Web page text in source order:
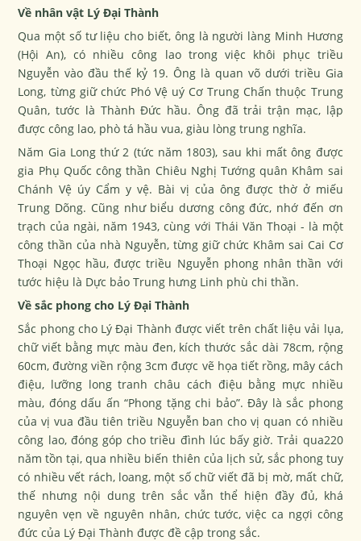
Về nhân vật Lý Đại Thành
Qua một số tư liệu cho biết, ông là người làng Minh Hương
(Hội An), có nhiều công lao trong việc khôi phục triều
Nguyễn vào đầu thế kỷ 19. Ông là quan võ dưới triều Gia
Long, từng giữ chức Phó Vệ uý Cơ Trung Chấn thuộc Trung
Quân, tước là Thành Đức hầu. Ông đã trải trận mạc, lập
được công lao, phò tá hầu vua, giàu lòng trung nghĩa.
Năm Gia Long thứ 2 (tức năm 1803), sau khi mất ông được
gia Phụ Quốc công thần Chiêu Nghị Tướng quân Khâm sai
Chánh Vệ úy Cẩm y vệ. Bài vị của ông được thờ ở miếu
Trung Dõng. Cũng như biểu dương công đức, nhớ đến ơn
trạch của ngài, năm 1943, cùng với Thái Văn Thoại - là một
công thần của nhà Nguyễn, từng giữ chức Khâm sai Cai Cơ
Thoại Ngọc hầu, được triều Nguyễn phong nhân thần với
tước hiệu là Dực bảo Trung hưng Linh phù chi thần.
Về sắc phong cho Lý Đại Thành
Sắc phong cho Lý Đại Thành được viết trên chất liệu vải lụa,
chữ viết bằng mực màu đen, kích thước sắc dài 78cm, rộng
60cm, đường viền rộng 3cm được vẽ họa tiết rồng, mây cách
điệu, lưỡng long tranh châu cách điệu bằng mực nhiều
màu, đóng dấu ấn “Phong tặng chi bảo”. Đây là sắc phong
của vị vua đầu tiên triều Nguyễn ban cho vị quan có nhiều
công lao, đóng góp cho triều đình lúc bấy giờ. Trải qua220
năm tồn tại, qua nhiều biến thiên của lịch sử, sắc phong tuy
có nhiều vết rách, loang, một số chữ viết đã bị mờ, mất chữ,
thế nhưng nội dung trên sắc vẫn thể hiện đầy đủ, khá
nguyên vẹn về nguyên nhân, chức tước, việc ca ngợi công
đức của Lý Đại Thành được đề cập trong sắc.